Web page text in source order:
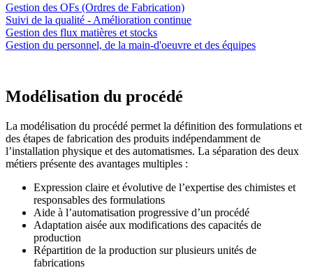
Gestion des OFs (Ordres de Fabrication)
Suivi de la qualité - Amélioration continue
Gestion des flux matières et stocks
Gestion du personnel, de la main-d'oeuvre et des équipes
Modélisation du procédé
La modélisation du procédé permet la définition des formulations et
des étapes de fabrication des produits indépendamment de
l’installation physique et des automatismes. La séparation des deux
métiers présente des avantages multiples :
Expression claire et évolutive de l’expertise des chimistes et
responsables des formulations
Aide à l’automatisation progressive d’un procédé
Adaptation aisée aux modifications des capacités de
production
Répartition de la production sur plusieurs unités de
fabrications